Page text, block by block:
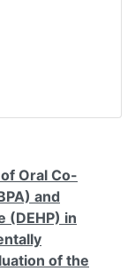
Oral Co-
and
(DEHP) in
of the